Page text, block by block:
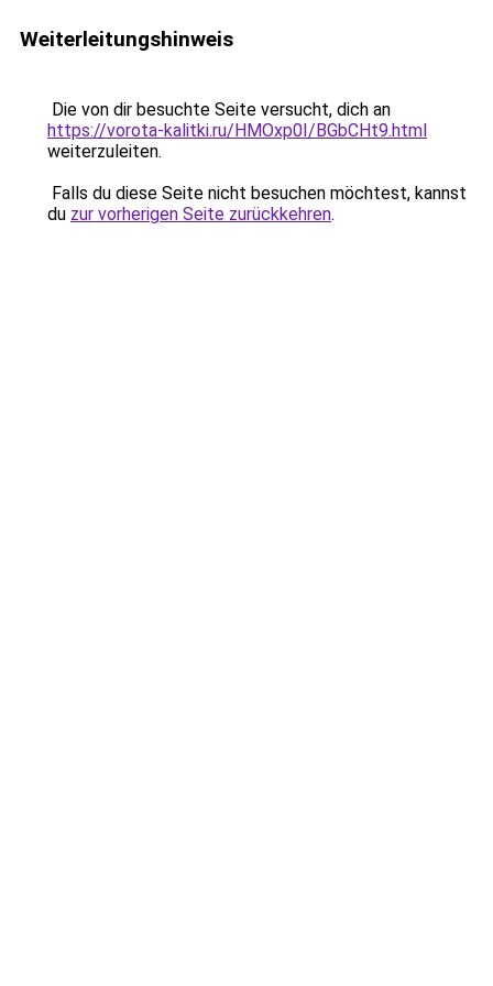
Weiterleitungshinweis
Die von dir besuchte Seite versucht, dich an
https://vorota-kalitki.ru/HMOxp0I/BGbCHt9.html
weiterzuleiten.
Falls du diese Seite nicht besuchen möchtest, kannst
du zur vorherigen Seite zurückkehren.